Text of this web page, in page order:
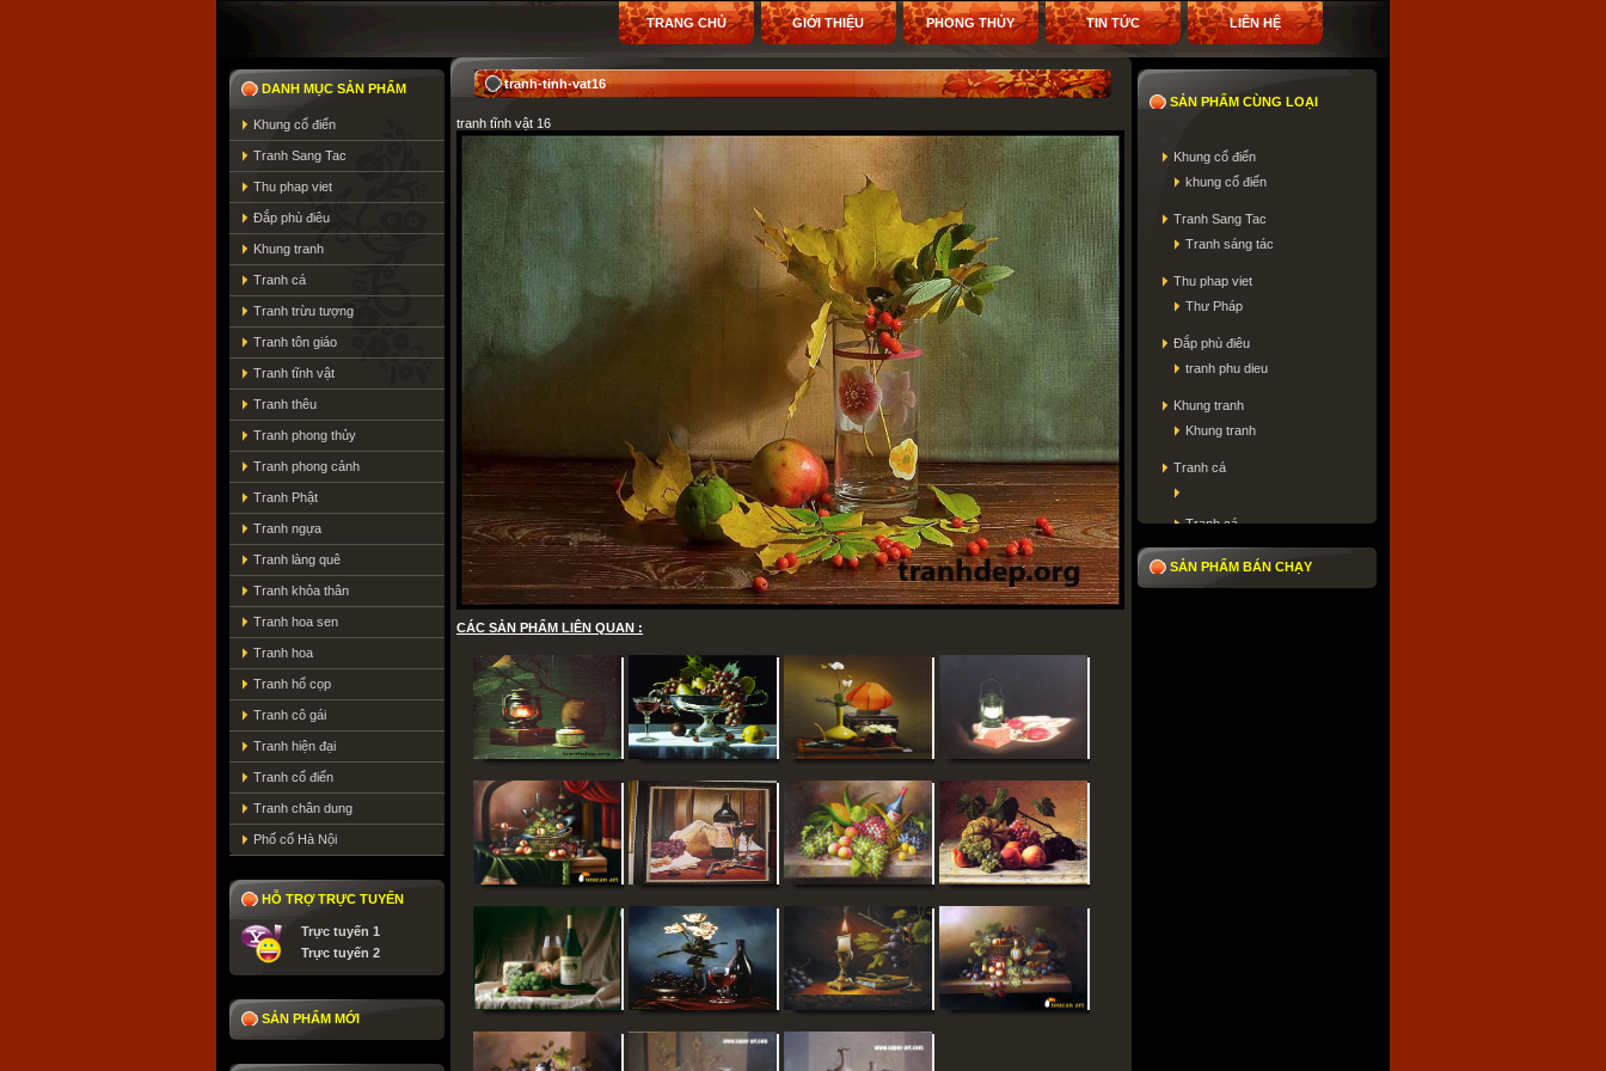
LIÊN HỆ
TIN TỨC
PHONG THỦY
GIỚI THIỆU
TRANG CHỦ
DANH MỤC SẢN PHẨM
Khung cổ điển
Tranh Sang Tac
Thu phap viet
Đắp phù điêu
Khung tranh
Tranh cá
Tranh trừu tượng
Tranh tôn giáo
Tranh tĩnh vật
Tranh thêu
Tranh phong thủy
Tranh phong cảnh
Tranh Phật
Tranh ngựa
Tranh làng quê
Tranh khỏa thân
Tranh hoa sen
Tranh hoa
Tranh hổ cọp
Tranh cô gái
Tranh hiện đại
Tranh cổ điển
Tranh chân dung
Phố cổ Hà Nội
HỖ TRỢ TRỰC TUYẾN
Trực tuyến 1
Trực tuyến 2
SẢN PHẨM MỚI
tranh-tinh-vat16
tranh tĩnh vật 16
CÁC SẢN PHẨM LIÊN QUAN :
SẢN PHẨM CÙNG LOẠI
Khung cổ điển
khung cổ điển
Tranh Sang Tac
Tranh sáng tác
Thu phap viet
Thư Pháp
Đắp phù điêu
tranh phu dieu
Khung tranh
Khung tranh
Tranh cá
Tranh cá
Tranh trừu tượng
Tranh trừu tượng
SẢN PHẨM BÁN CHẠY